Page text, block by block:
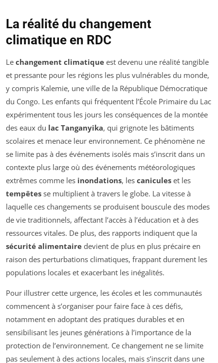
La réalité du changement
climatique en RDC
Le changement climatique est devenu une réalité tangible
et pressante pour les régions les plus vulnérables du monde,
y compris Kalemie, une ville de la République Démocratique
du Congo. Les enfants qui fréquentent l’École Primaire du Lac
expérimentent tous les jours les conséquences de la montée
des eaux du lac Tanganyika, qui grignote les bâtiments
scolaires et menace leur environnement. Ce phénomène ne
se limite pas à des événements isolés mais s’inscrit dans un
contexte plus large où des événements météorologiques
extrêmes comme les inondations, les canicules et les
tempêtes se multiplient à travers le globe. La vitesse à
laquelle ces changements se produisent bouscule des modes
de vie traditionnels, affectant l’accès à l’éducation et à des
ressources vitales. De plus, des rapports indiquent que la
sécurité alimentaire devient de plus en plus précaire en
raison des perturbations climatiques, frappant durement les
populations locales et exacerbant les inégalités.
Pour illustrer cette urgence, les écoles et les communautés
commencent à s’organiser pour faire face à ces défis,
notamment en adoptant des pratiques durables et en
sensibilisant les jeunes générations à l’importance de la
protection de l’environnement. Ce changement ne se limite
pas seulement à des actions locales, mais s’inscrit dans une